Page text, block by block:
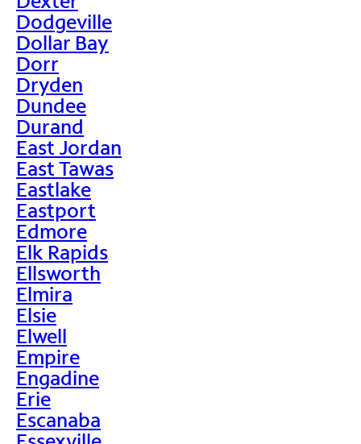
Dodgeville
Dollar Bay
Dorr
Dryden
Dundee
Durand
East Jordan
East Tawas
Eastlake
Eastport
Edmore
Elk Rapids
Ellsworth
Elmira
Elsie
Elwell
Empire
Engadine
Erie
Escanaba